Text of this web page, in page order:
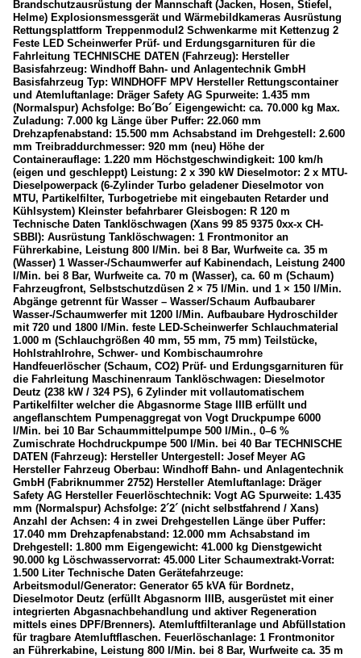
Brandschutzausrüstung der Mannschaft (Jacken, Hosen, Stiefel,
Helme) Explosionsmessgerät und Wärmebildkameras Ausrüstung
Rettungsplattform Treppenmodul2 Schwenkarme mit Kettenzug 2
Feste LED Scheinwerfer Prüf- und Erdungsgarnituren für die
Fahrleitung TECHNISCHE DATEN (Fahrzeug): Hersteller
Basisfahrzeug: Windhoff Bahn- und Anlagentechnik GmbH
Basisfahrzeug Typ: WINDHOFF MPV Hersteller Rettungscontainer
und Atemluftanlage: Dräger Safety AG Spurweite: 1.435 mm
(Normalspur) Achsfolge: Bo´Bo´ Eigengewicht: ca. 70.000 kg Max.
Zuladung: 7.000 kg Länge über Puffer: 22.060 mm
Drehzapfenabstand: 15.500 mm Achsabstand im Drehgestell: 2.600
mm Treibraddurchmesser: 920 mm (neu) Höhe der
Containerauflage: 1.220 mm Höchstgeschwindigkeit: 100 km/h
(eigen und geschleppt) Leistung: 2 x 390 kW Dieselmotor: 2 x MTU-
Dieselpowerpack (6-Zylinder Turbo geladener Dieselmotor von
MTU, Partikelfilter, Turbogetriebe mit eingebauten Retarder und
Kühlsystem) Kleinster befahrbarer Gleisbogen: R 120 m
Technische Daten Tanklöschwagen (Xans 99 85 9375 0xx-x CH-
SBBI): Ausrüstung Tanklöschwagen: 1 Frontmonitor an
Führerkabine, Leistung 800 l/Min. bei 8 Bar, Wurfweite ca. 35 m
(Wasser) 1 Wasser-/Schaumwerfer auf Kabinendach, Leistung 2400
l/Min. bei 8 Bar, Wurfweite ca. 70 m (Wasser), ca. 60 m (Schaum)
Fahrzeugfront, Selbstschutzdüsen 2 × 75 l/Min. und 1 × 150 l/Min.
Abgänge getrennt für Wasser – Wasser/Schaum Aufbaubarer
Wasser-/Schaumwerfer mit 1200 l/Min. Aufbaubare Hydroschilder
mit 720 und 1800 l/Min. feste LED-Scheinwerfer Schlauchmaterial
1.000 m (Schlauchgrößen 40 mm, 55 mm, 75 mm) Teilstücke,
Hohlstrahlrohre, Schwer- und Kombischaumrohre
Handfeuerlöscher (Schaum, CO2) Prüf- und Erdungsgarnituren für
die Fahrleitung Maschinenraum Tanklöschwagen: Dieselmotor
Deutz (238 kW / 324 PS), 6 Zylinder mit vollautomatischem
Partikelfilter welcher die Abgasnorme Stage IIIB erfüllt und
angeflanschtem Pumpenaggregat von Vogt Druckpumpe 6000
l/Min. bei 10 Bar Schaummittelpumpe 500 l/Min., 0–6 %
Zumischrate Hochdruckpumpe 500 l/Min. bei 40 Bar TECHNISCHE
DATEN (Fahrzeug): Hersteller Untergestell: Josef Meyer AG
Hersteller Fahrzeug Oberbau: Windhoff Bahn- und Anlagentechnik
GmbH (Fabriknummer 2752) Hersteller Atemluftanlage: Dräger
Safety AG Hersteller Feuerlöschtechnik: Vogt AG Spurweite: 1.435
mm (Normalspur) Achsfolge: 2´2´ (nicht selbstfahrend / Xans)
Anzahl der Achsen: 4 in zwei Drehgestellen Länge über Puffer:
17.040 mm Drehzapfenabstand: 12.000 mm Achsabstand im
Drehgestell: 1.800 mm Eigengewicht: 41.000 kg Dienstgewicht
90.000 kg Löschwasservorrat: 45.000 Liter Schaumextrakt-Vorrat:
1.500 Liter Technische Daten Gerätefahrzeuge:
Arbeitsmodul/Generator: Generator 65 kVA für Bordnetz,
Dieselmotor Deutz (erfüllt Abgasnorm IIIB, ausgerüstet mit einer
integrierten Abgasnachbehandlung und aktiver Regeneration
mittels eines DPF/Brenners). Atemluftfilteranlage und Abfüllstation
für tragbare Atemluftflaschen. Feuerlöschanlage: 1 Frontmonitor
an Führerkabine, Leistung 800 l/Min. bei 8 Bar, Wurfweite ca. 35 m